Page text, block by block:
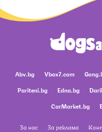
Abv.bg Vbox7.com
Pariteni.bg
Edna.bg
CarMarket.bg
За нас За реклама